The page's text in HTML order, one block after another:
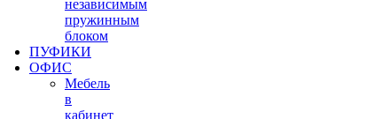
независимым
пружинным
блоком
ПУФИКИ
ОФИС
Мебель
в
кабинет